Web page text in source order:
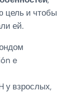
цель и чтобы
ей.
e
у взрослых,